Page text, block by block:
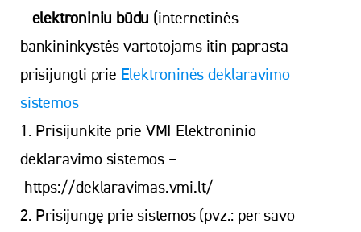
– elektroniniu būdu (internetinės
bankininkystės vartotojams itin paprasta
prisijungti prie Elektroninės deklaravimo
sistemos
1. Prisijunkite prie VMI Elektroninio
deklaravimo sistemos –
https://deklaravimas.vmi.lt/
2. Prisijungę prie sistemos (pvz.: per savo